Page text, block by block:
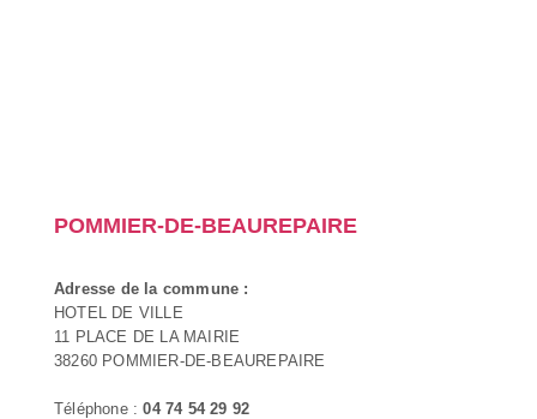
POMMIER-DE-BEAUREPAIRE
Adresse de la commune :
HOTEL DE VILLE
11 PLACE DE LA MAIRIE
38260 POMMIER-DE-BEAUREPAIRE
Téléphone :04 74 54 29 92